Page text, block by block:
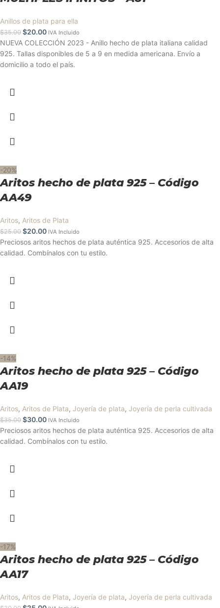
Anillos de plata para ella
$35.00 $20.00 IVA Incluido
NUEVA COLECCIÓN 2023 - Anillo hecho de plata italiana calidad
925. Tallas disponibles de 5 a 9 en medida americana. Envío a
domicilio a todo el país.
-20%
Aritos hecho de plata 925 – Código
AA49
Aritos, Aritos de Plata
$25.00 $20.00 IVA Incluido
Preciosos aritos hechos de plata auténtica 925. Accesorios de alta
calidad. Combínalos con tu estilo.
-14%
Aritos hecho de plata 925 – Código
AA19
Aritos, Aritos de Plata, Joyería de plata, Joyería de perla cultivada
$35.00 $30.00 IVA Incluido
Preciosos aritos hechos de plata auténtica 925. Accesorios de alta
calidad. Combínalos con tu estilo.
-17%
Aritos hecho de plata 925 – Código
AA17
Aritos, Aritos de Plata, Joyería de plata, Joyería de perla cultivada